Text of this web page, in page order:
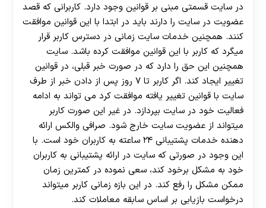
در سایت قسمتی مبنی بر قوانین وجود دارد. کاربرانی که قصد
عضویت در سایت را دارند باید در ابتدا با این قوانین موافقت
کنند. همچنین خدمات سایت زمانی در دسترس کاربر قرار
میگرد که کاربر با این قوانین موافقت کرده باشد. سایت
همچنین این حق را دارد که در صورت خبر قبلی، در قوانین
تغییر ایجاد کند. اگر کاربر تا ۷ روز پس از دادن خبر از طرف
سایت با قوانین تغییر یافته موافقت کرد می تواند به ادامه
فعالیت خود در سایت بپردازد. در غیر این صورت کاربر
میتواند از عضویت سایت خارج شود. صرافی والکس ارائه
دهنده خدمات پشتیبانی ۲۴ ساعته به کاربران خود است. با
این وجود در صورتی که سایت در ارائه پشتیبانی به کاربران
خود به مشکل برخود کند، سعی نموده در کمترین زمان
ممکن مشکل را رفع کند. در این بازه زمانی کاربر میتواند
درخواست بازیابی بر اساس سابقه معاملات کند.